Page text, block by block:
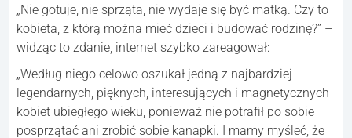
„Nie gotuje, nie sprząta, nie wydaje się być matką. Czy to
kobieta, z którą można mieć dzieci i budować rodzinę?” –
widząc to zdanie, internet szybko zareagował:
„Według niego celowo oszukał jedną z najbardziej
legendarnych, pięknych, interesujących i magnetycznych
kobiet ubiegłego wieku, ponieważ nie potrafił po sobie
posprzątać ani zrobić sobie kanapki. I mamy myśleć, że